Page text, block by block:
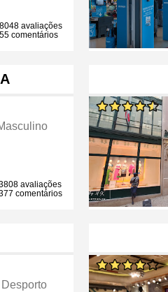
avaliações
comentários
avaliações
comentários